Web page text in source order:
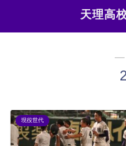
天理高
―
現役世代